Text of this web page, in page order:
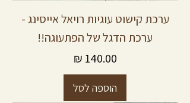
ערכת קישוט עוגיות רויאל אייסינג -
ערכת הדגל של הפתעוגה!!
מחיר
הוספה לסל